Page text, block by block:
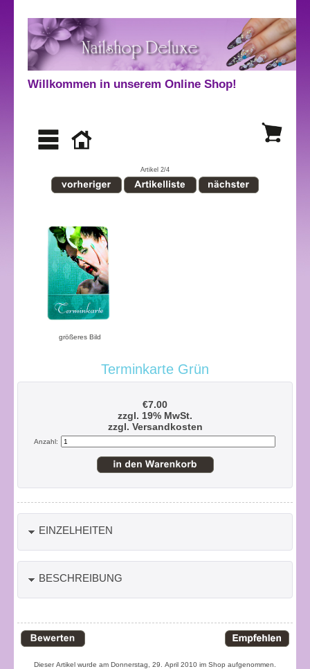
Willkommen in unserem Online Shop!
Artikel 2/4
größeres Bild
Terminkarte Grün
€7.00
zzgl. 19% MwSt.
zzgl. Versandkosten
Anzahl:
EINZELHEITEN
BESCHREIBUNG
Dieser Artikel wurde am Donnerstag, 29. April 2010 im Shop aufgenommen.